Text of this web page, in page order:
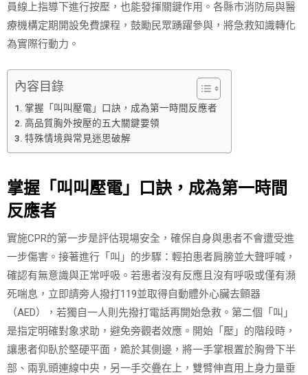
員線上指導下進行按壓，也能發揮關鍵作用。各縣市消防局與醫
療機構定期開設免費課程，鼓勵民眾踴躍參與，將急救知識轉化
為實際行動力。
內容目錄
掌握「叫叫壓電」口訣，成為第一時間反應者
高品質胸外按壓的五大關鍵要領
特殊情境與常見迷思破解
掌握「叫叫壓電」口訣，成為第一時間
反應者
實施CPR的第一步是評估現場安全，確保自身與患者不會遭受進
一步傷害。接著進行「叫」的步驟：輕拍患者肩膀並大聲呼喊，
確認有無意識與正常呼吸。若患者沒有反應且沒有呼吸或僅有瀕
死喘息，立即請旁人撥打119並取得自動體外心臟去顫器
（AED），若獨自一人則先撥打電話再開始急救。第二個「叫」
是指定明確對象求助，避免旁觀者效應。開始「壓」的階段時，
讓患者仰臥於堅硬平面，跪於其側邊，將一手掌根置於胸骨下半
部、兩乳頭連線中央，另一手交疊在上，雙臂伸直用上身力量垂